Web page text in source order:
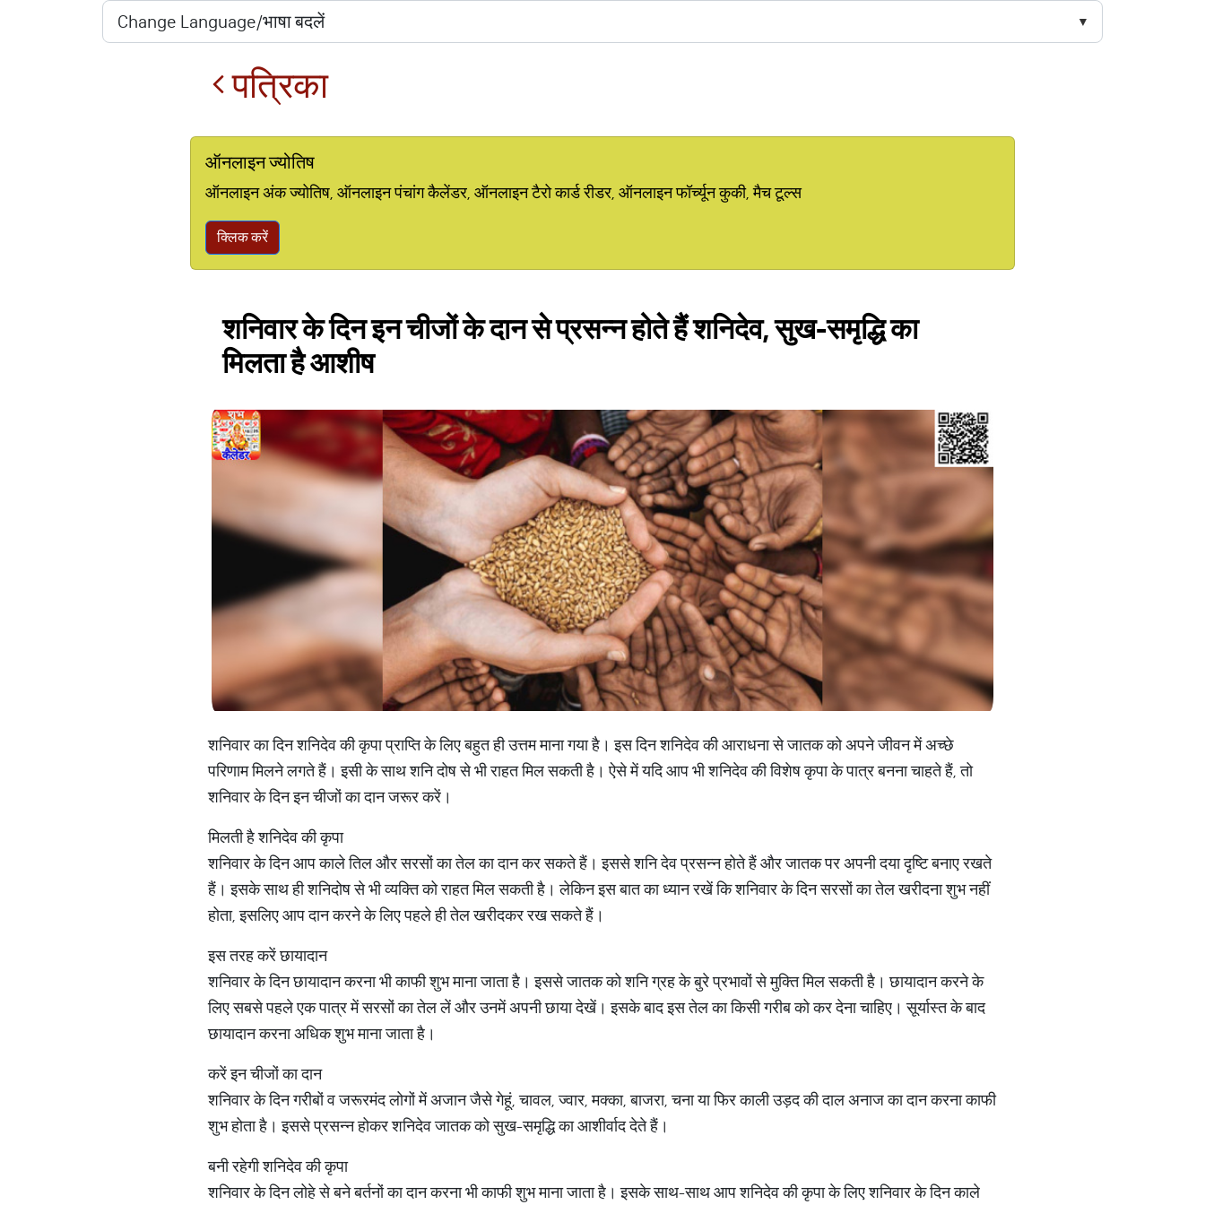
पत्रिका
ऑनलाइन ज्योतिष
ऑनलाइन अंक ज्योतिष, ऑनलाइन पंचांग कैलेंडर, ऑनलाइन टैरो कार्ड रीडर, ऑनलाइन फॉर्च्यून कुकी, मैच टूल्स
क्लिक करें
शनिवार के दिन इन चीजों के दान से प्रसन्न होते हैं शनिदेव, सुख-समृद्धि का
मिलता है आशीष
शनिवार का दिन शनिदेव की कृपा प्राप्ति के लिए बहुत ही उत्तम माना गया है। इस दिन शनिदेव की आराधना से जातक को अपने जीवन में अच्छे
परिणाम मिलने लगते हैं। इसी के साथ शनि दोष से भी राहत मिल सकती है। ऐसे में यदि आप भी शनिदेव की विशेष कृपा के पात्र बनना चाहते हैं, तो
शनिवार के दिन इन चीजों का दान जरूर करें।
मिलती है शनिदेव की कृपा
शनिवार के दिन आप काले तिल और सरसों का तेल का दान कर सकते हैं। इससे शनि देव प्रसन्न होते हैं और जातक पर अपनी दया दृष्टि बनाए रखते
हैं। इसके साथ ही शनिदोष से भी व्यक्ति को राहत मिल सकती है। लेकिन इस बात का ध्यान रखें कि शनिवार के दिन सरसों का तेल खरीदना शुभ नहीं
होता, इसलिए आप दान करने के लिए पहले ही तेल खरीदकर रख सकते हैं।
इस तरह करें छायादान
शनिवार के दिन छायादान करना भी काफी शुभ माना जाता है। इससे जातक को शनि ग्रह के बुरे प्रभावों से मुक्ति मिल सकती है। छायादान करने के
लिए सबसे पहले एक पात्र में सरसों का तेल लें और उनमें अपनी छाया देखें। इसके बाद इस तेल का किसी गरीब को कर देना चाहिए। सूर्यास्त के बाद
छायादान करना अधिक शुभ माना जाता है।
करें इन चीजों का दान
शनिवार के दिन गरीबों व जरूरमंद लोगों में अजान जैसे गेहूं, चावल, ज्वार, मक्का, बाजरा, चना या फिर काली उड़द की दाल अनाज का दान करना काफी
शुभ होता है। इससे प्रसन्न होकर शनिदेव जातक को सुख-समृद्धि का आशीर्वाद देते हैं।
बनी रहेगी शनिदेव की कृपा
शनिवार के दिन लोहे से बने बर्तनों का दान करना भी काफी शुभ माना जाता है। इसके साथ-साथ आप शनिदेव की कृपा के लिए शनिवार के दिन काले